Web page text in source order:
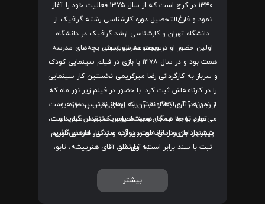
۱۳۴۰ در کرج است که از سال ۱۳۷۵ فعالیت خود را آغاز
نمود و فارغ‌التحصیل دوره کارشناسی رشته گرافیک از
دانشگاه تهران و کارشناسی ارشد گرافیک در دانشگاه
تربیت مدرس است.
اولین حضور او در مجموعه تلویزیونی بچه‌های مدرسه
همت بود و در سال ۱۳۷۸ با بازی در فیلم سینمایی کودک
و سرباز به کارگردانی رضا میرکریمی نخستین کار سینمایی
را در کارنامه‌اش ثبت کرد. با حضور در فیلم زیر نور ماه که
رجبی در آن ایفاگر نقش یک روحانی رئیس حوزه بود،
مورد توجه همگان و به خصوص منتقدان گردید و
پیشنهاد بازی در خانه‌ای روی آب و از کنار هم می‌گذریم
به وی شد.
از نمونه آثاری که او در آن به ایفای نقش پرداخته است
می‌توان به جا ب جا، همیشه پای یک زن در میان است،
شهر در امن و امان است، دوازده صندلی، انارهای نارس،
ثبت با سند برابر است، آپارتمان آقای هنرپیشه، تابو،
بیشتر